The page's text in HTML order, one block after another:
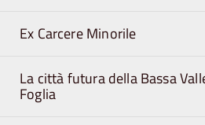
Ex Carcere Minorile
La città futura della Bassa
Foglia